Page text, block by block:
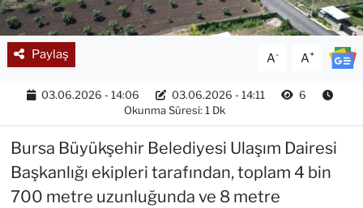
Paylaş A- A+
03.06.2026 - 14:06 03.06.2026 - 14:11
6
Okunma Süresi: 1 Dk
Bursa Büyükşehir Belediyesi Ulaşım Dairesi
Başkanlığı ekipleri tarafından, toplam 4 bin
700 metre uzunluğunda ve 8 metre